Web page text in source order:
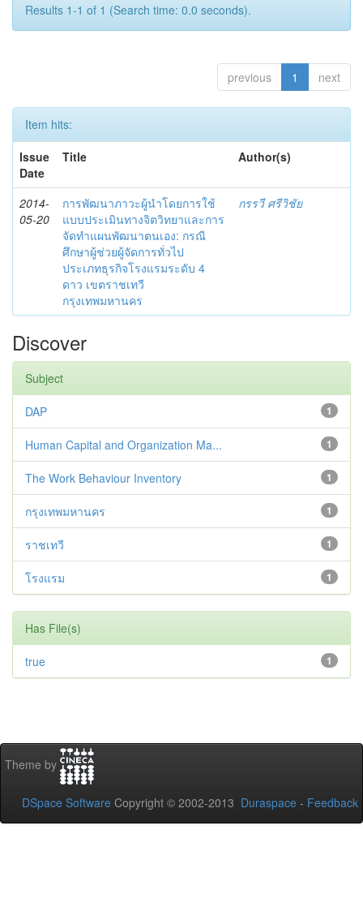
Results 1-1 of 1 (Search time: 0.0 seconds).
previous 1 next
Item hits:
Issue
Date
Title Author(s)
2014-
05-20
การพัฒนาภาวะผู้นำโดยการใช้
แบบประเมินทางจิตวิทยาและการ
จัดทำแผนพัฒนาตนเอง: กรณี
ศึกษาผู้ช่วยผู้จัดการทั่วไป
ประเภทธุรกิจโรงแรมระดับ 4
ดาว เขตราชเทวี
กรุงเทพมหานคร
กรรวี ศรีวิชัย
Discover
Subject
1
DAP
1
Human Capital and Organization Ma...
1
The Work Behaviour Inventory
1
กรุงเทพมหานคร
1
ราชเทวี
1
โรงแรม
Has File(s)
1
true
Theme by
DSpace Software Copyright © 2002-2013 Duraspace - Feedback